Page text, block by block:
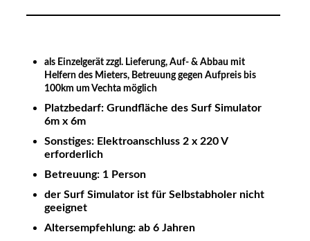
als Einzelgerät zzgl. Lieferung, Auf- & Abbau mit
Helfern des Mieters, Betreuung gegen Aufpreis bis
100km um Vechta möglich
Platzbedarf: Grundfläche des Surf Simulator
6m x 6m
Sonstiges: Elektroanschluss 2 x 220 V
erforderlich
Betreuung: 1 Person
der Surf Simulator ist für Selbstabholer nicht
geeignet
Altersempfehlung: ab 6 Jahren